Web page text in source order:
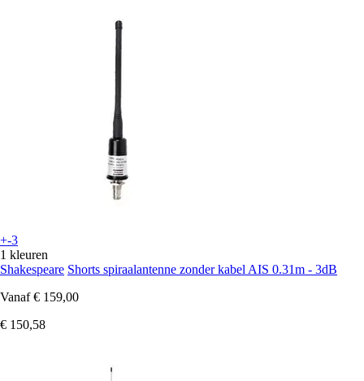
+-3
1 kleuren
Shakespeare Shorts spiraalantenne zonder kabel AIS 0.31m - 3dB
Vanaf € 159,00
€ 150,58